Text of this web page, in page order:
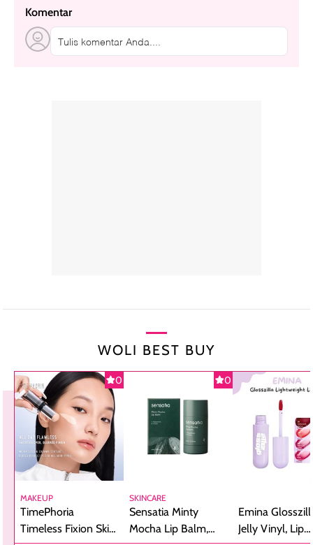
Komentar
Tulis komentar Anda....
WOLI BEST BUY
0
MAKEUP
TimePhoria
Timeless Fixion Skin
0
SKINCARE
Sensatia Minty
Mocha Lip Balm,
Emina
Jelly Vinyl, Lip